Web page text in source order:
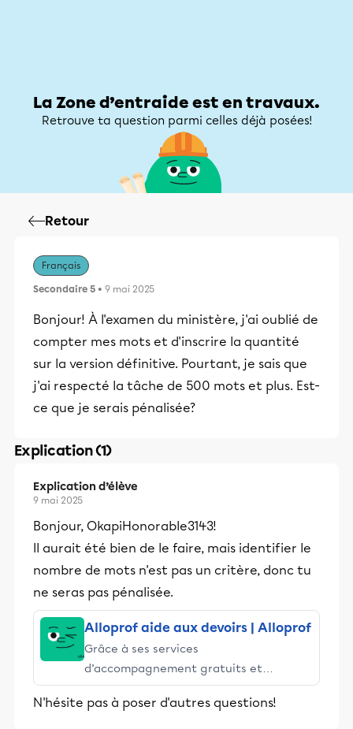
La Zone d’entraide est en travaux.
Retrouve ta question parmi celles déjà posées!
Retour
Français
Secondaire 5 • 9 mai 2025
Bonjour! À l'examen du ministère, j'ai oublié de
compter mes mots et d'inscrire la quantité
sur la version définitive. Pourtant, je sais que
j'ai respecté la tâche de 500 mots et plus. Est-
ce que je serais pénalisée?
Explication (1)
Explication d’élève
9 mai 2025
Bonjour, OkapiHonorable3143!
Il aurait été bien de le faire, mais identifier le
nombre de mots n'est pas un critère, donc tu
ne seras pas pénalisée.
Alloprof aide aux devoirs | Alloprof
Grâce à ses services
d’accompagnement gratuits et
stimulants, Alloprof engage les élèves
et leurs parents dans la réussite
N'hésite pas à poser d'autres questions!